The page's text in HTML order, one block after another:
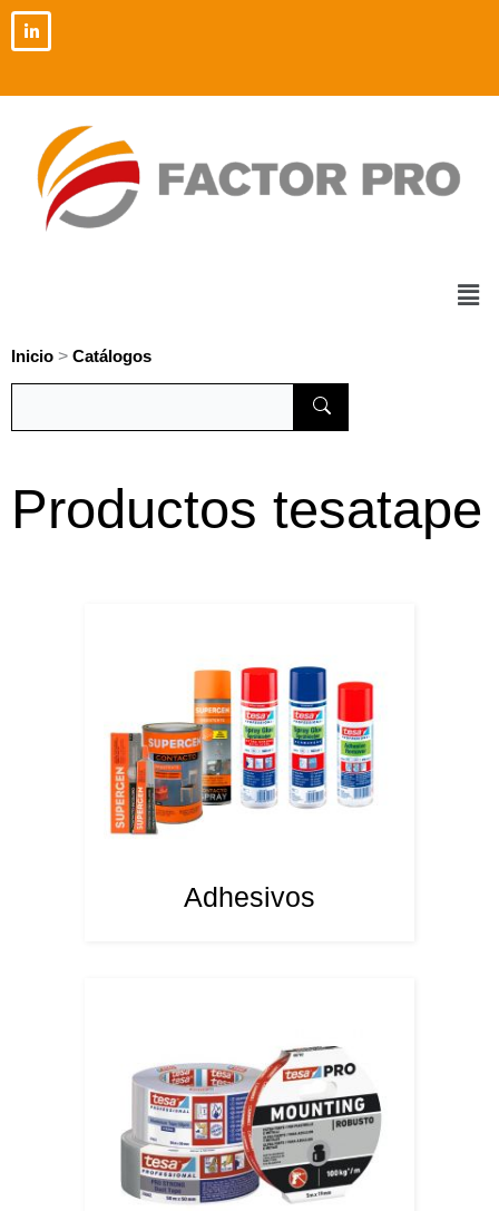
al
Inicio > Catálogos
Productos tesatape
Adhesivos